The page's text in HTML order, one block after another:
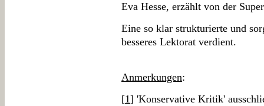
Eva Hesse, erzählt von der
Eine so klar strukturierte und
besseres Lektorat verdient.
Anmerkungen:
[1] 'Konservative Kritik'